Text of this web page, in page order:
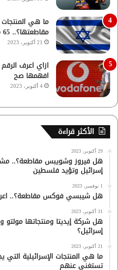
ما هي المنتجات
مقاطعتها؟.. 65 منتج تقدر تستغنى عنهم
21 أكتوبر، 2023
ازاي اعرف
افهمها صح
4 أكتوبر، 2023
الأكثر قراءة
29 أكتوبر، 2023
هل فيروز وشويبس مقاطعة؟..
إسرائيل وتؤيد فلسطين
1 نوفمبر، 2023
هل شيبسي فوكس مقاطعة؟..
31 أكتوبر، 2023
هل شركة إيديتا ومنتجاتها
إسرائيل؟
21 أكتوبر، 2023
تستغنى عنهم